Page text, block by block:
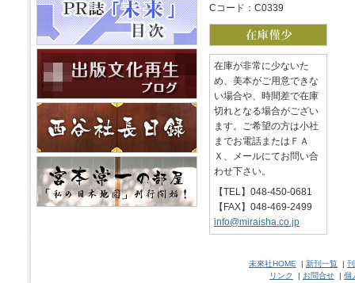
Cコード：C0339
在庫が非常に少ないた
め、美本がご用意できな
い場合や、時間差で在庫
切れとなる場合がござい
ます。ご希望の方は小社
までお電話またはＦＡ
Ｘ、メールにてお問い合
わせ下さい。
【TEL】048-450-0681
【FAX】048-469-2499
info@miraisha.co.jp
未來社HOME | 新刊一覧 |
リンク
| お問合せ | 個